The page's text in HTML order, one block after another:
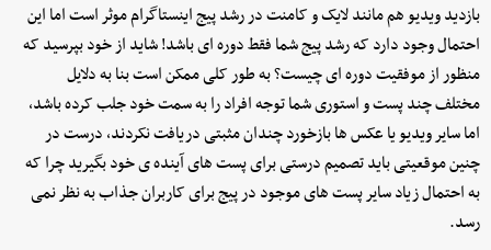
بازدید ویدیو هم مانند لایک و کامنت در رشد پیج اینستاگرام موثر است اما این
احتمال وجود دارد که رشد پیج شما فقط دوره ای باشد! شاید از خود بپرسید که
منظور از موفقیت دوره ای چیست؟ به طور کلی ممکن است بنا به دلایل
مختلف چند پست و استوری شما توجه افراد را به سمت خود جلب کرده باشد،
اما سایر ویدیو یا عکس ها بازخورد چندان مثبتی دریافت نکردند، درست در
چنین موقعیتی باید تصمیم درستی برای پست های آینده ی خود بگیرید چرا که
به احتمال زیاد سایر پست های موجود در پیج برای کاربران جذاب به نظر نمی
رسد.